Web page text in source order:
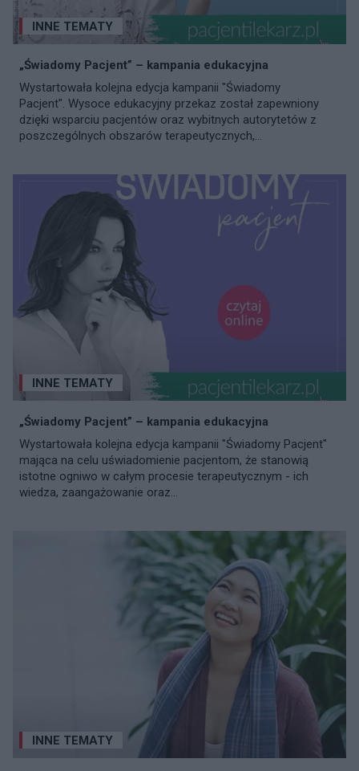
INNE TEMATY
„Świadomy Pacjent” – kampania edukacyjna
Wystartowała kolejna edycja kampanii "Świadomy
Pacjent". Wysoce edukacyjny przekaz został zapewniony
dzięki wsparciu pacjentów oraz wybitnych autorytetów z
poszczególnych obszarów terapeutycznych,...
INNE TEMATY
„Świadomy Pacjent” – kampania edukacyjna
Wystartowała kolejna edycja kampanii "Świadomy Pacjent"
mająca na celu uświadomienie pacjentom, że stanowią
istotne ogniwo w całym procesie terapeutycznym - ich
wiedza, zaangażowanie oraz...
INNE TEMATY